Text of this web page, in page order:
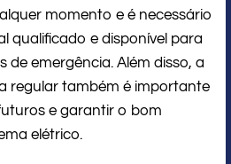
momento e é necessário
qualificado e disponível para
de emergência. Além disso, a
regular também é importante
e garantir o bom
elétrico.